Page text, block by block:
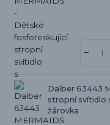
Dalber 63443
stropní svítidlo
žárovka